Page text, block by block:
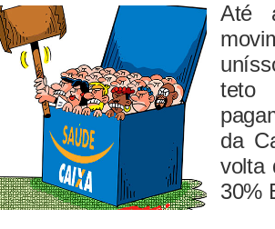
Até
teto
da
volta
30%